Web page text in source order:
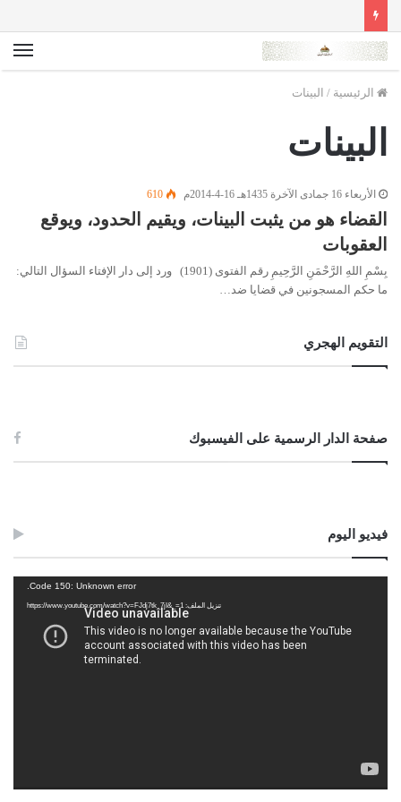
الرئيسية / البينات
البينات
الأربعاء 16 جمادى الآخرة 1435هـ 16-4-2014م 610
القضاء هو من يثبت البينات، ويقيم الحدود، ويوقع
العقوبات
بِسْمِ اللهِ الرَّحْمَنِ الرَّحِيمِ رقم الفتوى (1901) ورد إلى دار الإفتاء السؤال التالي:
ما حكم المسجونين في قضايا ضد…
التقويم الهجري
صفحة الدار الرسمية على الفيسبوك
فيديو اليوم
Code 150: Unknown error.
تنزيل الملف: https://www.youtube.com/watch?v=FJdj7tk_7jI&_=1